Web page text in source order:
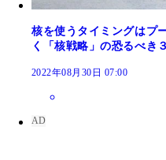
核を使うタイミングはプ
く「核戦略」の恐るべき
2022年08月30日 07:00